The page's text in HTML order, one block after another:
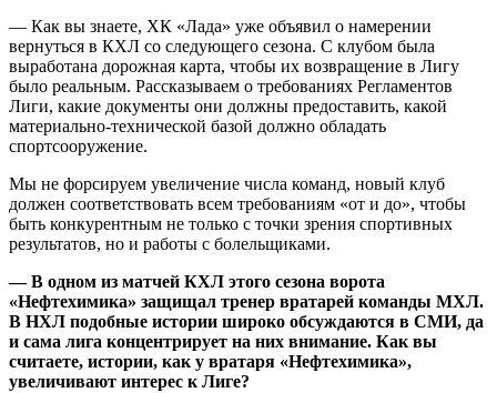
— Как вы знаете, ХК «Лада» уже объявил о намерении
вернуться в КХЛ со следующего сезона. С клубом была
выработана дорожная карта, чтобы их возвращение в Лигу
было реальным. Рассказываем о требованиях Регламентов
Лиги, какие документы они должны предоставить, какой
материально-технической базой должно обладать
спортсооружение.
Мы не форсируем увеличение числа команд, новый клуб
должен соответствовать всем требованиям «от и до», чтобы
быть конкурентным не только с точки зрения спортивных
результатов, но и работы с болельщиками.
— В одном из матчей КХЛ этого сезона ворота
«Нефтехимика» защищал тренер вратарей команды МХЛ.
В НХЛ подобные истории широко обсуждаются в СМИ, да
и сама лига концентрирует на них внимание. Как вы
считаете, истории, как у вратаря «Нефтехимика»,
увеличивают интерес к Лиге?